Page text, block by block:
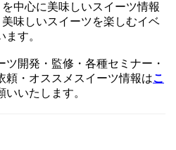
を中心に美味しいスイーツ情報
味しいスイーツを楽しむイベ
す。
ツ開発・監修・各種セミナー・
頼・オススメスイーツ情報はこ
いたします。